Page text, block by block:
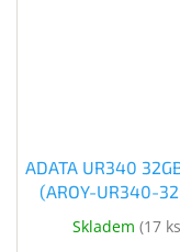
ADATA UR340
(AROY-UR340-
Skladem (17 ks